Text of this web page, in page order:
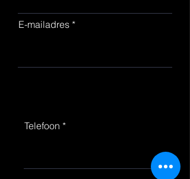
E-mailadres
Telefoon